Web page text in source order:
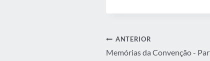
Navegação
ANTERIOR
Memórias da Convenção -